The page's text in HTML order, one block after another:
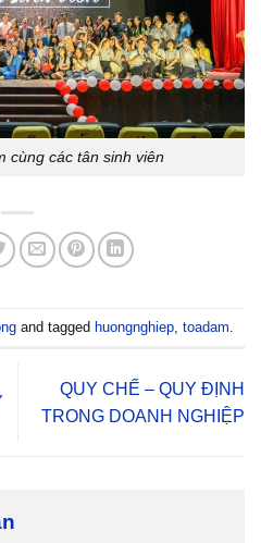
cùng các tân sinh viên
and tagged huongnghiep toadam
QUY CHẾ – QUY ĐỊNH
TRONG DOANH NGHIỆP